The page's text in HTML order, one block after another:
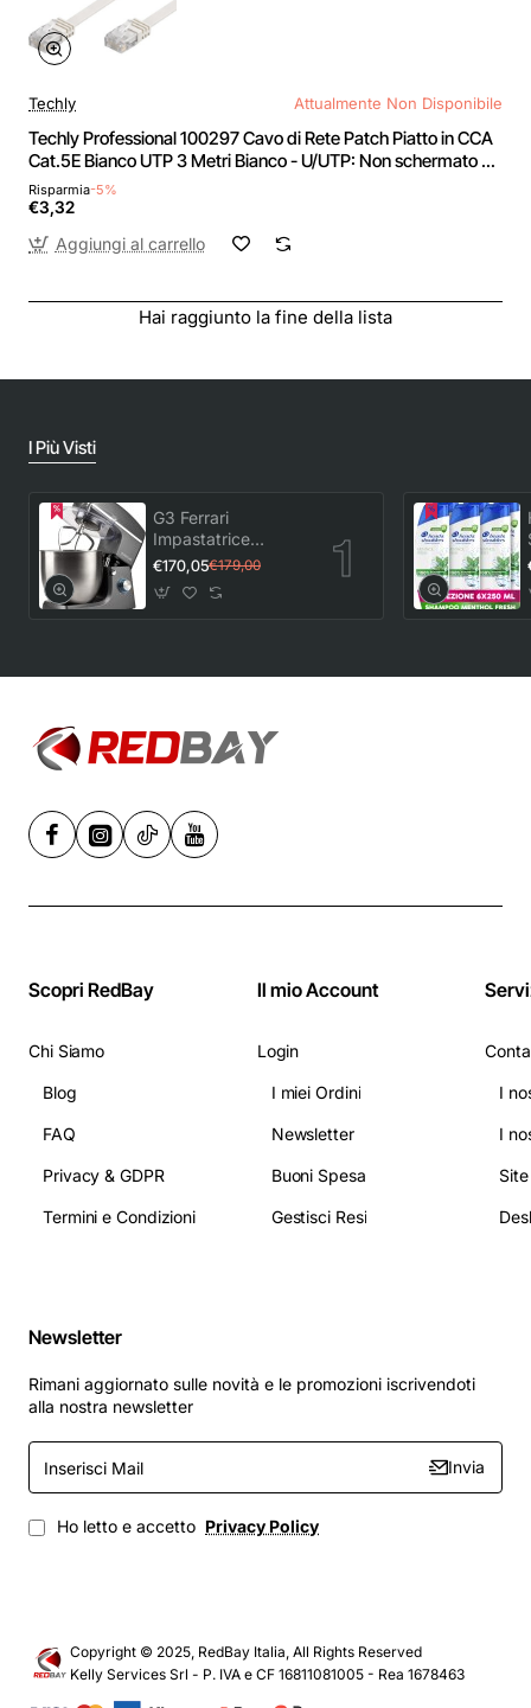
Techly Attualmente Non Disponibile
Techly Professional 100297 Cavo di Rete Patch Piatto in CCA
Cat.5E Bianco UTP 3 Metri Bianco - U/UTP: Non schermato 3
m Bianco
Risparmia-5%
€3,32
Aggiungi al carrello
Hai raggiunto la fine della lista
I Più Visti
G3 Ferrari
Impastatrice
Planetaria con
Tirapasta Pastaio
10&Lode G20113,
Grigio
€170,05€179,00
Scopri RedBay
Chi Siamo
Blog
FAQ
Privacy & GDPR
Termini e Condizioni
Il mio Account
Login
I miei Ordini
Newsletter
Buoni Spesa
Gestisci Resi
I
I
Newsletter
Rimani aggiornato sulle novità e le promozioni iscrivendoti
alla nostra newsletter
Inserisci
Mail
Invia
Ho letto e accetto Privacy Policy
Copyright © 2025, RedBay Italia, All Rights Reserved
Kelly Services Srl - P. IVA e CF 16811081005 - Rea 1678463